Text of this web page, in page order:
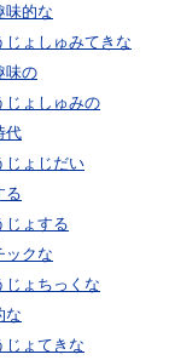
味的な
じょしゅみてきな
味の
じょしゅみの
代
じょじだい
る
じょする
ックな
じょちっくな
な
じょてきな